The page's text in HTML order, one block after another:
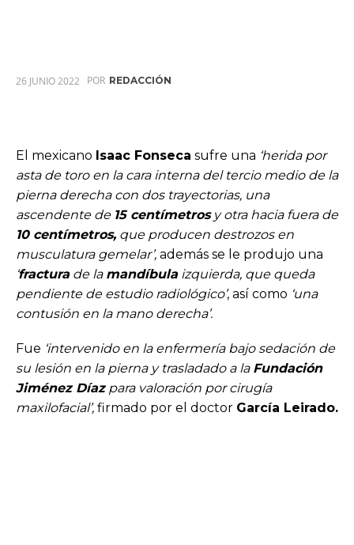
26 JUNIO 2022 POR REDACCIÓN
El mexicano Isaac Fonseca sufre una ‘herida por
asta de toro en la cara interna del tercio medio de la
pierna derecha con dos trayectorias, una
ascendente de 15 centímetrosy otra hacia fuera de
10 centímetros, que producen destrozos en
musculatura gemelar’, además se le produjo una
fracturade la mandíbulaizquierda, que queda
pendiente de estudio radiológico’, así como ‘una
contusión en la mano derecha’.
Fue ‘intervenido en la enfermería bajo sedación de
su lesión en la pierna y trasladado a la Fundación
Jiménez Díazpara valoración por cirugía
maxilofacial’, firmado por el doctor García Leirado.